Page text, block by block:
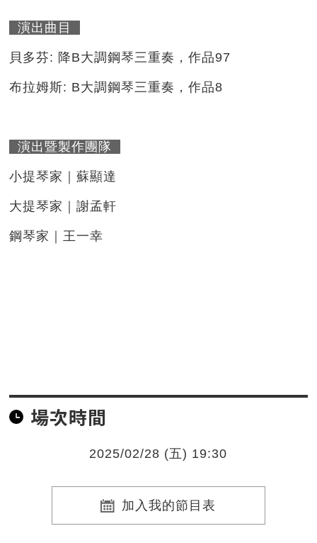
演出曲目
貝多芬: 降B大調鋼琴三重奏，作品97
布拉姆斯: B大調鋼琴三重奏，作品8
演出暨製作團隊
小提琴家｜蘇顯達
大提琴家｜謝孟軒
鋼琴家｜王一幸
場次時間
2025/02/28 (五) 19:30
加入我的節目表